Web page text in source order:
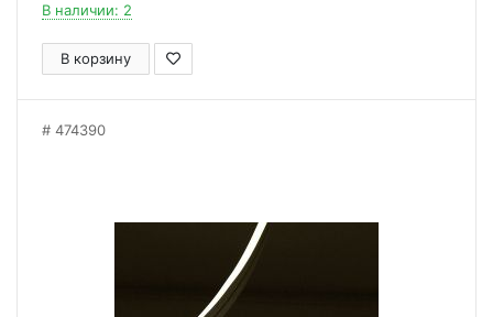
В наличии: 2
В корзину
474390